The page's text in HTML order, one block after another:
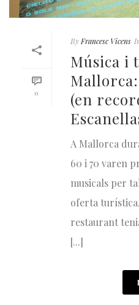
0
By Francesc Vicens
Música i
(en
A Mallorca
60 i 70 varen
musicals per
oferta
restaurant
[...]